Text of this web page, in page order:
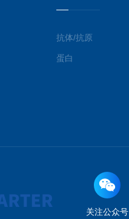
抗体/抗原
蛋白
关注公众号